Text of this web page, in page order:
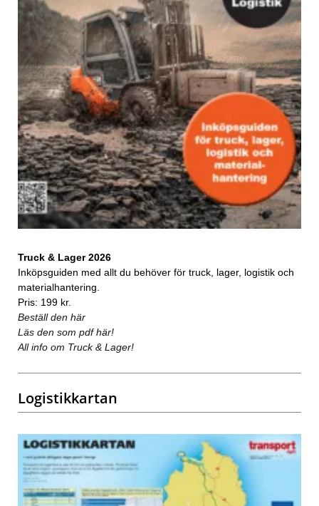
Truck & Lager 2026
Inköpsguiden med allt du behöver för truck, lager, logistik och
materialhantering.
Pris: 199 kr.
Beställ den här
Läs den som pdf här!
All info om Truck & Lager!
Logistikkartan